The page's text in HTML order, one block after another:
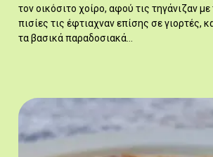
τον οικόσιτο χοίρο, αφού τις τηγάνιζαν με
πισίες τις έφτιαχναν επίσης σε γιορτές,
τα βασικά παραδοσιακά…